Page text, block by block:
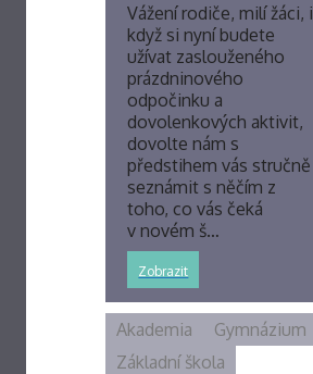
Vážení rodiče, milí žáci, i
když si nyní budete
užívat zaslouženého
prázdninového
odpočinku a
dovolenkových aktivit,
dovolte nám s
předstihem vás stručně
seznámit s něčím z
toho, co vás čeká
v novém š…
Zobrazit
Akademia
Gymnázium
Základní škola